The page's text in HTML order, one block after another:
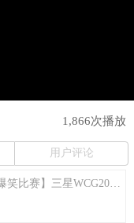
1,866次播放
用户评论
【CF选手转型CS爆笑比赛】三星WCG2012武汉赛区超搞笑的一场比赛！SpantvsStn！